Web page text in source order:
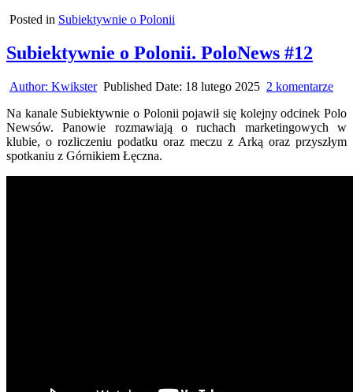
Posted in Subiektywnie o Polonii
Subiektywnie o Polonii. PoloNews #12
Author: Kwikster Published Date: 18 lutego 2025 2 komentarzedo
o
Na kanale Subiektywnie o Polonii pojawił się kolejny odcinek Polo
Newsów. Panowie rozmawiają o ruchach marketingowych w
klubie, o rozliczeniu podatku oraz meczu z Arką oraz przyszłym
spotkaniu z Górnikiem Łęczna.